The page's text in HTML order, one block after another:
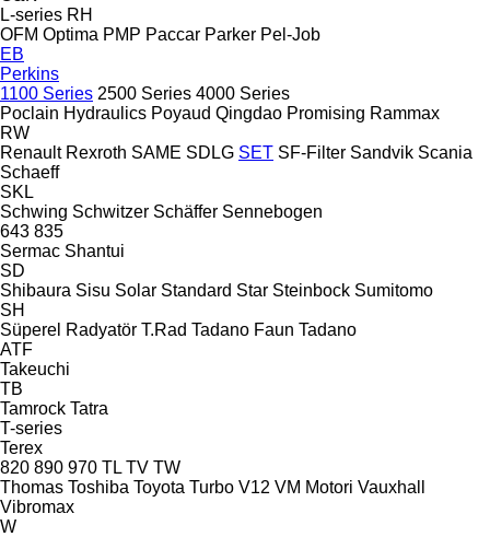
L-series RH
OFM Optima PMP Paccar Parker Pel-Job
EB
Perkins
1100 Series 2500 Series 4000 Series
Poclain Hydraulics Poyaud Qingdao Promising Rammax
RW
Renault Rexroth SAME SDLG SET SF-Filter Sandvik Scania
Schaeff
SKL
Schwing Schwitzer Schäffer Sennebogen
643 835
Sermac Shantui
SD
Shibaura Sisu Solar Standard Star Steinbock Sumitomo
SH
Süperel Radyatör T.Rad Tadano Faun Tadano
ATF
Takeuchi
TB
Tamrock Tatra
T-series
Terex
820 890 970 TL TV TW
Thomas Toshiba Toyota Turbo V12 VM Motori Vauxhall
Vibromax
W